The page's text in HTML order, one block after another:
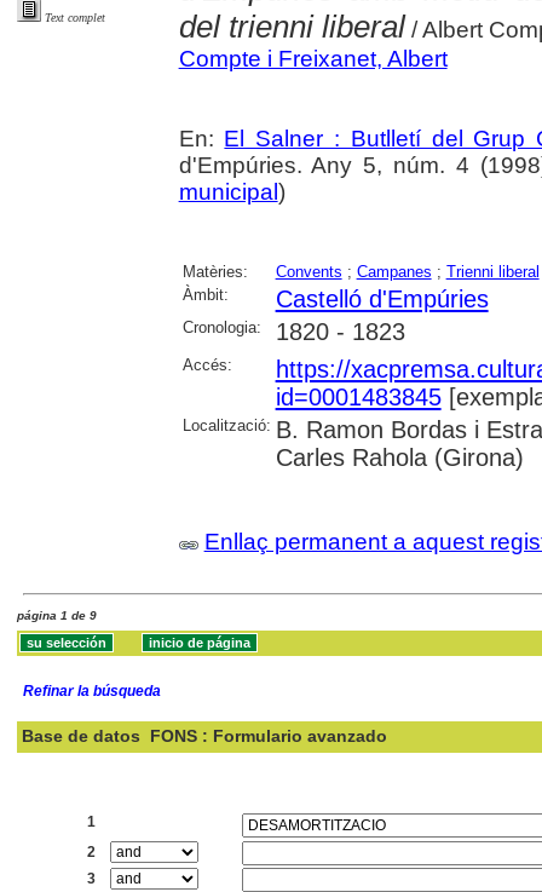
Text complet
del trienni liberal/ Albert
Compte i Freixanet, Albert
En: El Salner : Butlletí del Grup
d'Empúries. Any 5, núm. 4
municipal)
Matèries: Convents ; Campanes ; Trienni liberal
Àmbit:
Castelló d'Empúries
Cronologia: 1820 - 1823
Accés:
https://
id=0001483845
Localització: B. Ramon Bordas i
Carles Rahola (Girona)
Enllaç permanent a aquest
página 1 de 9
Refinar la búsqueda
Base de datos FONS : Formulario avanzado
1
2
3